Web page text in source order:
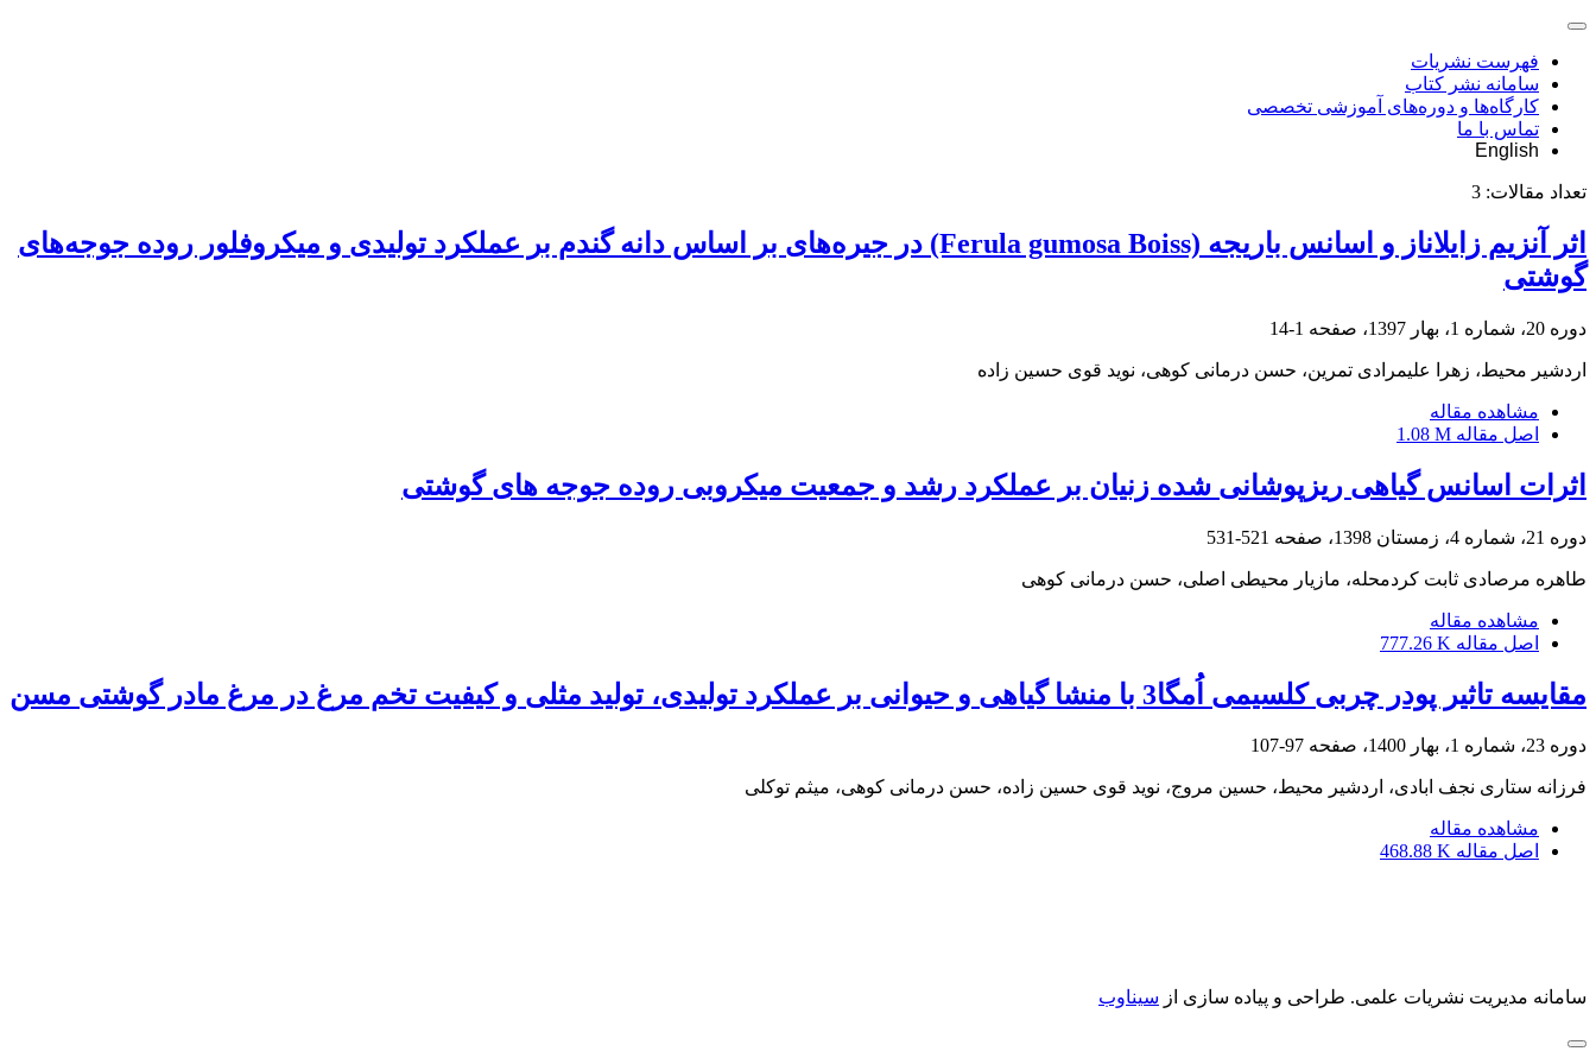
فهرست نشریات
سامانه نشر کتاب
کارگاه‌ها و دوره‌های آموزشی تخصصی
تماس با ما
English
تعداد مقالات: 3
اثر آنزیم زایلاناز و اسانس باریجه‎ (Ferula gumosa Boiss) ‎در جیره‌های بر اساس دانه گندم بر عملکرد تولیدی و میکروفلور روده جوجه‌های
گوشتی
دوره 20، شماره 1، بهار 1397، صفحه 1-14
اردشیر محیط، زهرا علیمرادی تمرین، حسن درمانی کوهی، نوید قوی حسین زاده
مشاهده مقاله
اصل مقاله 1.08 M
اثرات اسانس گیاهی ریزپوشانی شده‌ زنیان بر عملکرد رشد و جمعیت میکروبی روده جوجه های گوشتی
دوره 21، شماره 4، زمستان 1398، صفحه 521-531
طاهره مرصادی ثابت کردمحله، مازیار محیطی اصلی، حسن درمانی کوهی
مشاهده مقاله
اصل مقاله 777.26 K
مقایسه تاثیر پودر چربی کلسیمی اُمگا3 با منشا گیاهی و حیوانی بر عملکرد تولیدی، تولید مثلی و کیفیت تخم مرغ در مرغ مادر گوشتی مسن
دوره 23، شماره 1، بهار 1400، صفحه 97-107
فرزانه ستاری نجف ابادی، اردشیر محیط، حسین مروج، نوید قوی حسین زاده، حسن درمانی کوهی، میثم توکلی
مشاهده مقاله
اصل مقاله 468.88 K
سامانه مدیریت نشریات علمی. طراحی و پیاده سازی از سیناوب